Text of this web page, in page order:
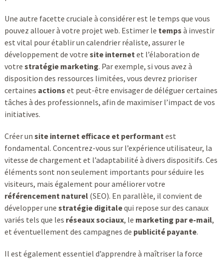
Une autre facette cruciale à considérer est le temps que vous
pouvez allouer à votre projet web. Estimer le temps à investir
est vital pour établir un calendrier réaliste, assurer le
développement de votre site internetet l’élaboration de
votre stratégie marketing. Par exemple, si vous avez à
disposition des ressources limitées, vous devrez prioriser
certaines actions et peut-être envisager de déléguer certaines
tâches à des professionnels, afin de maximiser l’impact de vos
initiatives.
Créer un site internet efficace et performantest
fondamental. Concentrez-vous sur l’expérience utilisateur, la
vitesse de chargement et l’adaptabilité à divers dispositifs. Ces
éléments sont non seulement importants pour séduire les
visiteurs, mais également pour améliorer votre
référencement naturel(SEO). En parallèle, il convient de
développer une stratégie digitalequi repose sur des canaux
variés tels que les réseaux sociaux, le marketing par e-mail,
et éventuellement des campagnes de publicité payante.
Il est également essentiel d’apprendre à maîtriser la force